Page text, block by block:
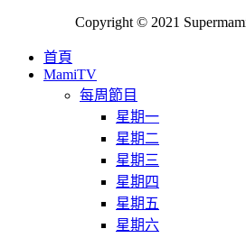
Copyright © 2021
首頁
MamiTV
每周節目
星期一
星期二
星期三
星期四
星期五
星期六